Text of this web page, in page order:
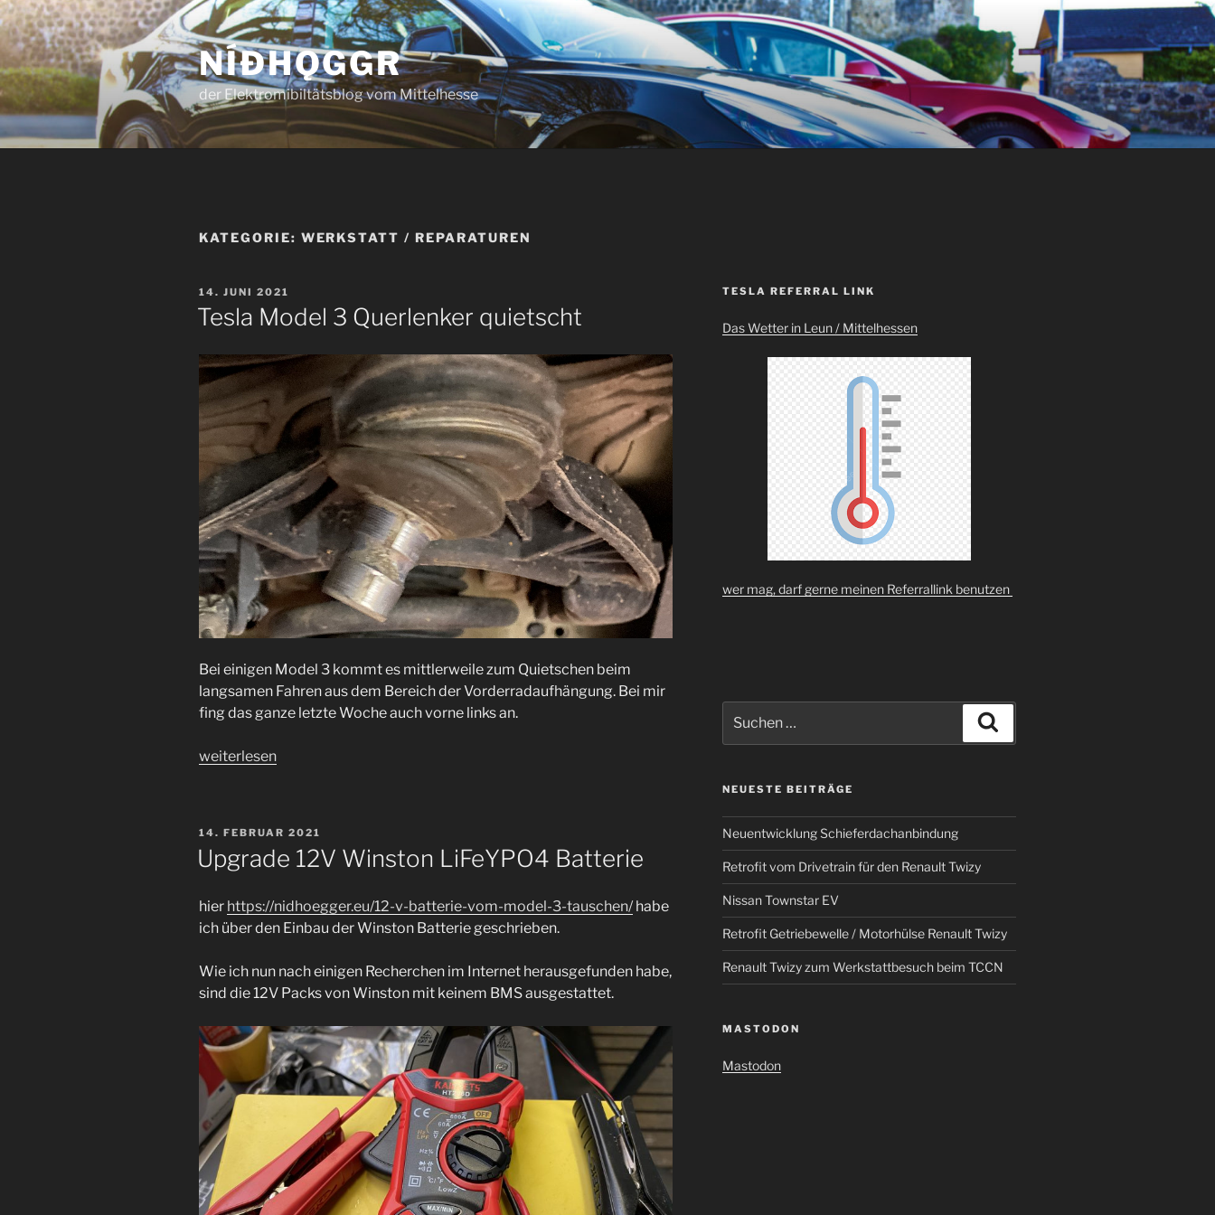
Zum
Inhalt
springen
NÍÐHǪGGR
der Elektromibiltätsblog vom Mittelhesse
KATEGORIE: WERKSTATT / REPARATUREN
VERÖFFENTLICHT
AM
14. JUNI 2021
Tesla Model 3 Querlenker quietscht
Bei einigen Model 3 kommt es mittlerweile zum Quietschen beim
langsamen Fahren aus dem Bereich der Vorderradaufhängung. Bei mir
fing das ganze letzte Woche auch vorne links an.
„Tesla
weiterlesen
VERÖFFENTLICHT
AM
14. FEBRUAR 2021
Upgrade 12V Winston LiFeYPO4 Batterie
hier https://nidhoegger.eu/12-v-batterie-vom-model-3-tauschen/habe
ich über den Einbau der Winston Batterie geschrieben.
Wie ich nun nach einigen Recherchen im Internet herausgefunden habe,
sind die 12V Packs von Winston mit keinem BMS ausgestattet.
TESLA REFERRAL LINK
Das Wetter in Leun / Mittelhessen
wer mag, darf gerne meinen Referrallink benutzen
nach:
NEUESTE BEITRÄGE
Neuentwicklung Schieferdachanbindung
Retrofit vom Drivetrain für den Renault Twizy
Nissan Townstar EV
Retrofit Getriebewelle / Motorhülse Renault Twizy
Renault Twizy zum Werkstattbesuch beim TCCN
MASTODON
Mastodon